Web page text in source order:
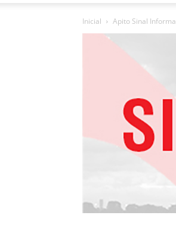
Inicial Apito Sinal Informa